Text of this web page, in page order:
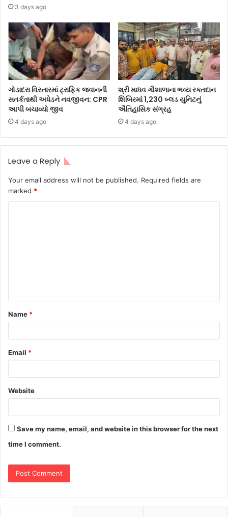
3 days ago
ગોડાદરા વિસ્તારમાં ટ્રાફિક જવાનની
સતર્કતાથી અધેડને નવજીવન: CPR
આપી બચાવ્યો જીવ
4 days ago
શ્રી માધવ ગૌશાળાના ભવ્ય રક્તદાન
શિબિરમાં 1,230 બ્લડ યુનિટનું
ઐતિહાસિક સંગ્રહ
4 days ago
Leave a Reply
Your email address will not be published. Required fields are
marked *
Name *
Email *
Website
Save my name, email, and website in this browser for the next
time I comment.